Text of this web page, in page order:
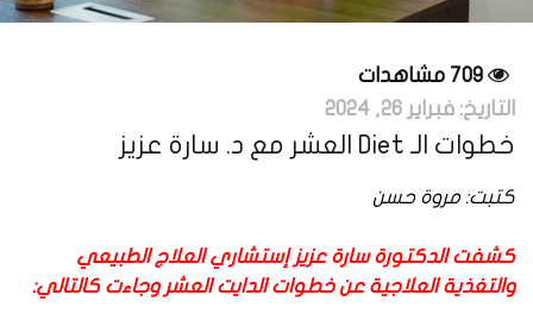
التاريخ: فبراير 26, 2024
خطوات الـ Diet العشر مع د. سارة عزيز
كتبت: مروة حسن
كشفت الدكتورة سارة عزيز إستشاري العلاج الطبيعي
والتغذية العلاجية عن خطوات الدايت العشر وجاءت كالتالي: